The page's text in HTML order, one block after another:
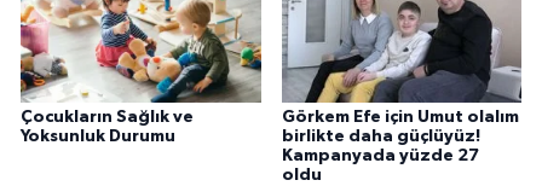
Çocukların Sağlık ve
Yoksunluk Durumu
Görkem Efe için Umut olalım
birlikte daha güçlüyüz!
Kampanyada yüzde 27
oldu